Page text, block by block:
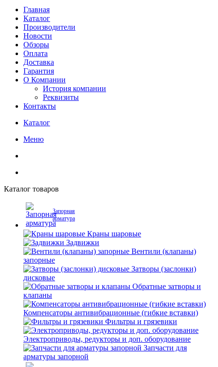
Главная
Каталог
Производители
Новости
Обзоры
Оплата
Доставка
Гарантия
О Компании
История компании
Реквизиты
Контакты
Каталог
Меню
Каталог товаров
Запорная
арматура
Краны шаровые
Задвижки
Вентили (клапаны)
запорные
Затворы (заслонки)
дисковые
Обратные затворы и
клапаны
Компенсаторы антивибрационные (гибкие вставки)
Фильтры и грязевики
Электроприводы, редукторы и доп. оборудование
Запчасти для
арматуры запорной